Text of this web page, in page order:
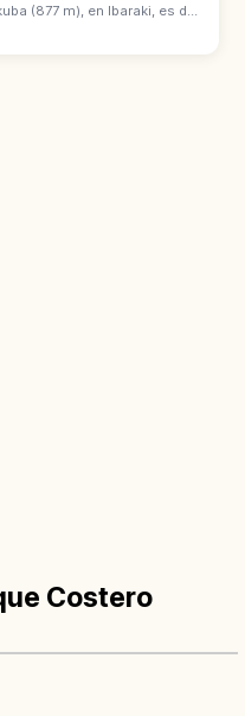
(877 m), en Ibaraki, es de
más famosas de Japón.
Costero